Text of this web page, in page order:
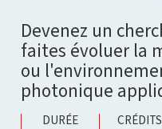
Devenez un
faites évoluer la
ou
photonique
DURÉE
CRÉDITS